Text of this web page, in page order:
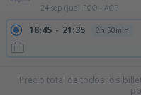
24 sep (jue) FCO - AGP
18:45 21:35 2h 50min
Precio total de todos los